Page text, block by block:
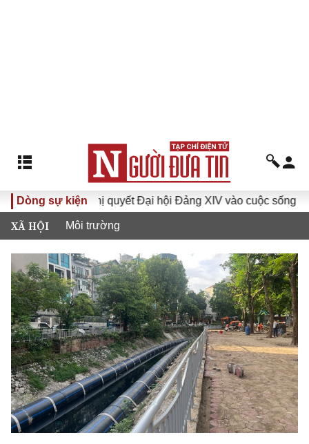
Dòng sự kiện
Nghị quyết Đại hội Đảng XIV vào cuộc sống Hướng tới
XÃ HỘI Môi trường